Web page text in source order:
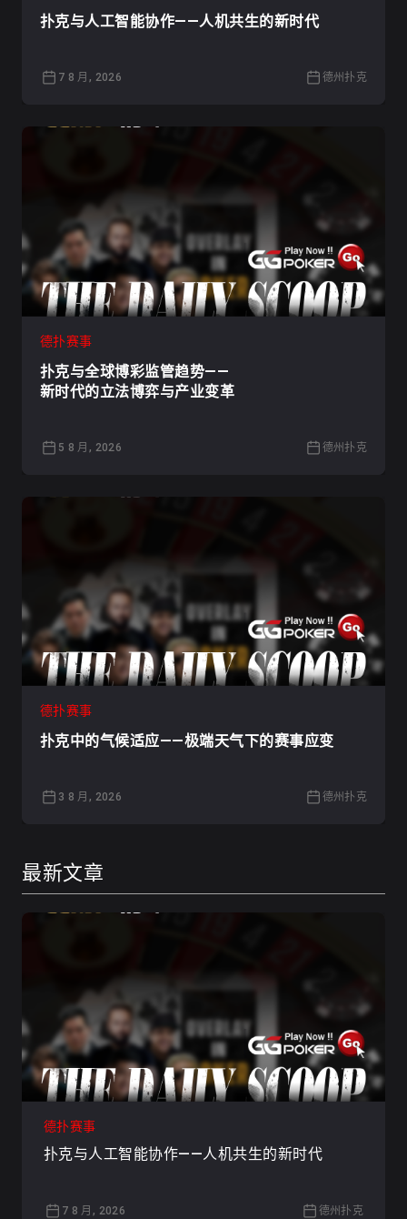
扑克与人工智能协作——人机共生的新时代
7 8 月, 2026 德州扑克
德扑赛事
扑克与全球博彩监管趋势——
新时代的立法博弈与产业变革
5 8 月, 2026 德州扑克
德扑赛事
扑克中的气候适应——极端天气下的赛事应变
3 8 月, 2026 德州扑克
最新文章
德扑赛事
扑克与人工智能协作——人机共生的新时代
7 8 月, 2026 德州扑克